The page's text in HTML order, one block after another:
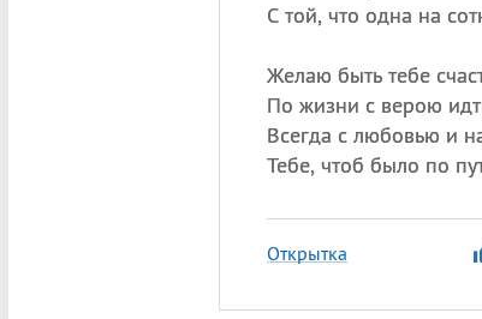
С той, что одна на
Желаю быть тебе
По жизни с верою
Всегда с любовью и
Тебе, чтоб было по
Открытка